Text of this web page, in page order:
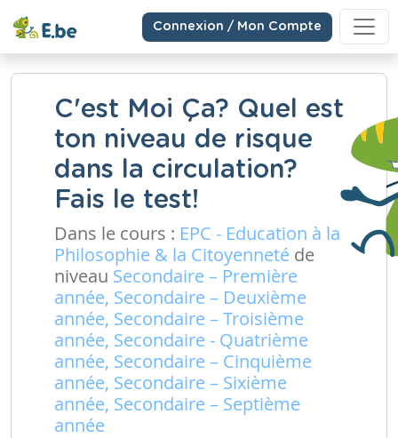
Connexion / Mon Compte
C'est Moi Ça? Quel est
ton niveau de risque
dans la circulation?
Fais le test!
Dans le cours : EPC - Education à la
Philosophie & la Citoyenneté de
niveau Secondaire – Première
année, Secondaire – Deuxième
année, Secondaire – Troisième
année, Secondaire - Quatrième
année, Secondaire – Cinquième
année, Secondaire – Sixième
année, Secondaire – Septième
année